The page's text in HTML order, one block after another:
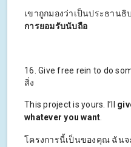
เขาถูกมองว่าเป็นประธาน
การยอมรับนับถือ
16. Give free rein to do
สิ่ง
This project is yours. I’ll
whatever you want
โครงการนี้เป็นของคุณ ฉันจ